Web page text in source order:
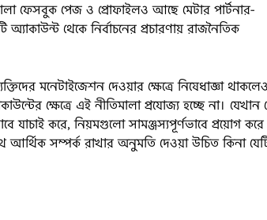
ফেসবুক পেজ ও প্রোফাইলও আছে মেটার পার্টনার-
থেকে নির্বাচনের প্রচারণায় রাজনৈতিক
মনেটাইজেশন দেওয়ার ক্ষেত্রে নিষেধাজ্ঞা থাকলেও
ক্ষেত্রে এই নীতিমালা প্রযোজ্য হচ্ছে না। যেখান
যাচাই করে, নিয়মগুলো সামঞ্জস্যপূর্ণভাবে প্রয়োগ করে
আর্থিক সম্পর্ক রাখার অনুমতি দেওয়া উচিত কিনা